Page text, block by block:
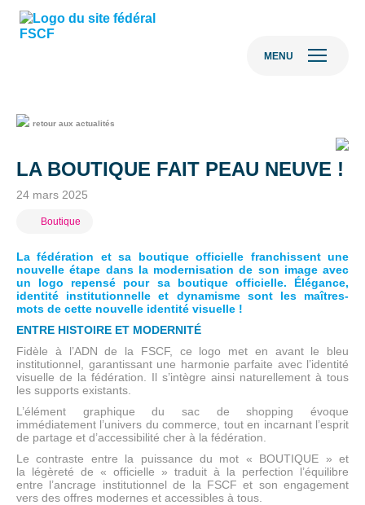
MENU
retour aux actualités
LA BOUTIQUE FAIT PEAU NEUVE !
24 mars 2025
Boutique
La fédération et sa boutique officielle franchissent une
nouvelle étape dans la modernisation de son image avec
un logo repensé pour sa boutique officielle. Élégance,
identité institutionnelle et dynamisme sont les maîtres-
mots de cette nouvelle identité visuelle !
ENTRE HISTOIRE ET MODERNITÉ
Fidèle à l’ADN de la FSCF, ce logo met en avant le bleu
institutionnel, garantissant une harmonie parfaite avec l’identité
visuelle de la fédération. Il s’intègre ainsi naturellement à tous
les supports existants.
L’élément graphique du sac de shopping évoque
immédiatement l’univers du commerce, tout en incarnant l’esprit
de partage et d’accessibilité cher à la fédération.
Le contraste entre la puissance du mot « BOUTIQUE » et
la légèreté de « officielle » traduit à la perfection l’équilibre
entre l’ancrage institutionnel de la FSCF et son engagement
vers des offres modernes et accessibles à tous.